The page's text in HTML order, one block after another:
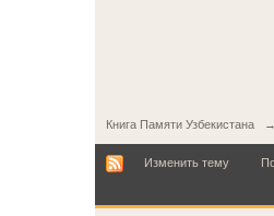
Книга Памяти Узбекистана →
Изменить тему